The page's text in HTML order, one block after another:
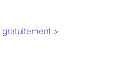
gratuitement >